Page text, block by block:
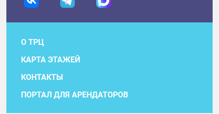
О ТРЦ
КАРТА ЭТАЖЕЙ
КОНТАКТЫ
ПОРТАЛ ДЛЯ АРЕНДАТОРОВ